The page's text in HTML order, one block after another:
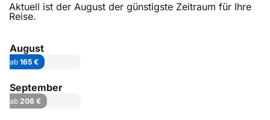
Aktuell ist der August der günstigste Zeitraum für Ihre
Reise.
August
ab 165 €
September
ab 206 €